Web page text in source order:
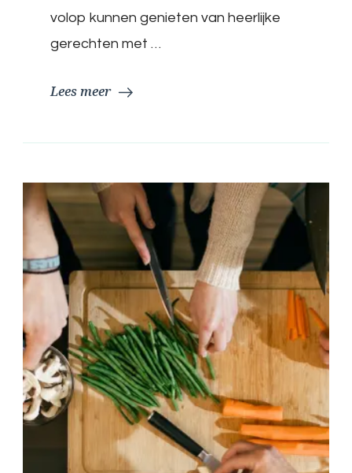
Avonturiers
volop kunnen genieten van heerlijke
gerechten met …
Lees meer